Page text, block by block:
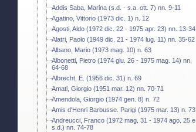
Addis Saba, Marina (s.d. - s.a. ott. 7) nn. 9-11
Agatino, Vittorio (1973 dic. 1) n. 12
Agosti, Aldo (1972 dic. 22 - 1975 apr. 23) nn. 13-34
Alatri, Paolo (1949 dic. 21 - 1974 lug. 11) nn. 35-62
Albano, Mario (1973 mag. 10) n. 63
Albonetti, Pietro (1974 giu. 26 - 1975 mag. 14) nn.
64-68
Albrecht, E. (1956 dic. 31) n. 69
Amati, Giorgio (1951 mar. 12) nn. 70-71
Amendola, Giorgio (1974 gen. 8) n. 72
Amis d'Henri Barbusse. Parigi (1975 mar. 13) n. 73
Andreucci, Franco (1972 mag. 31 - 1974 ago. 25 e
s.d.) nn. 74-78